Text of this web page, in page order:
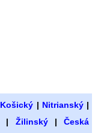
Košický | Nitrianský|
| Žilinský| Česká